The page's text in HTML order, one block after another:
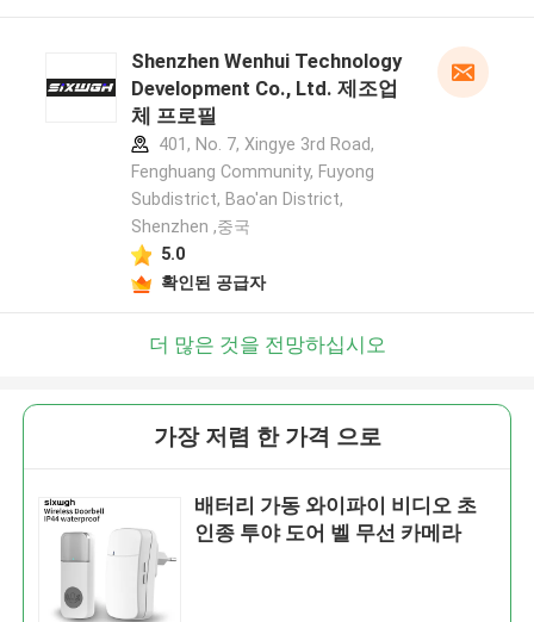
Shenzhen Wenhui Technology
Development Co., Ltd. 제조업
체 프로필
401, No. 7, Xingye 3rd Road,
Fenghuang Community, Fuyong
Subdistrict, Bao'an District,
Shenzhen ,중국
5.0
확인된 공급자
더 많은 것을 전망하십시오
가장 저렴 한 가격 으로
배터리 가동 와이파이 비디오 초
인종 투야 도어 벨 무선 카메라